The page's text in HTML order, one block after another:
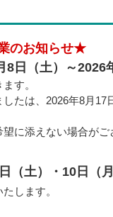
のお知らせ★
8日（土）～2026
す。
たは、2026年8月17
に添えない場合がご
（土）・10日（
します。